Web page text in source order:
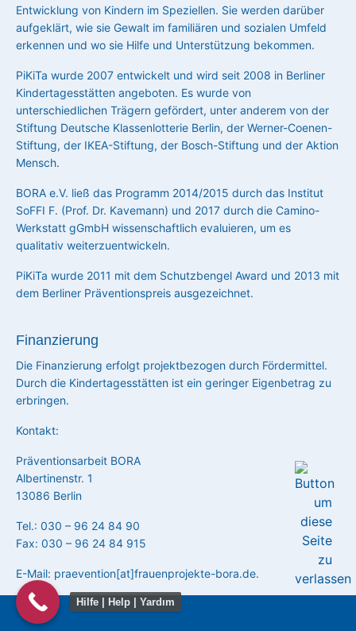
Entwicklung von Kindern im Speziellen. Sie werden darüber
aufgeklärt, wie sie Gewalt im familiären und sozialen Umfeld
erkennen und wo sie Hilfe und Unterstützung bekommen.
PiKiTa wurde 2007 entwickelt und wird seit 2008 in Berliner
Kindertagesstätten angeboten. Es wurde von
unterschiedlichen Trägern gefördert, unter anderem von der
Stiftung Deutsche Klassenlotterie Berlin, der Werner-Coenen-
Stiftung, der IKEA-Stiftung, der Bosch-Stiftung und der Aktion
Mensch.
BORA e.V. ließ das Programm 2014/2015 durch das Institut
SoFFI F. (Prof. Dr. Kavemann) und 2017 durch die Camino-
Werkstatt gGmbH wissenschaftlich evaluieren, um es
qualitativ weiterzuentwickeln.
PiKiTa wurde 2011 mit dem Schutzbengel Award und 2013 mit
dem Berliner Präventionspreis ausgezeichnet.
Finanzierung
Die Finanzierung erfolgt projektbezogen durch Fördermittel.
Durch die Kindertagesstätten ist ein geringer Eigenbetrag zu
erbringen.
Kontakt:
Präventionsarbeit BORA
Albertinenstr. 1
13086 Berlin
Tel.: 030 – 96 24 84 90
Fax: 030 – 96 24 84 915
E-Mail: praevention[at]frauenprojekte-bora.de.
Hilfe | Help | Yardım